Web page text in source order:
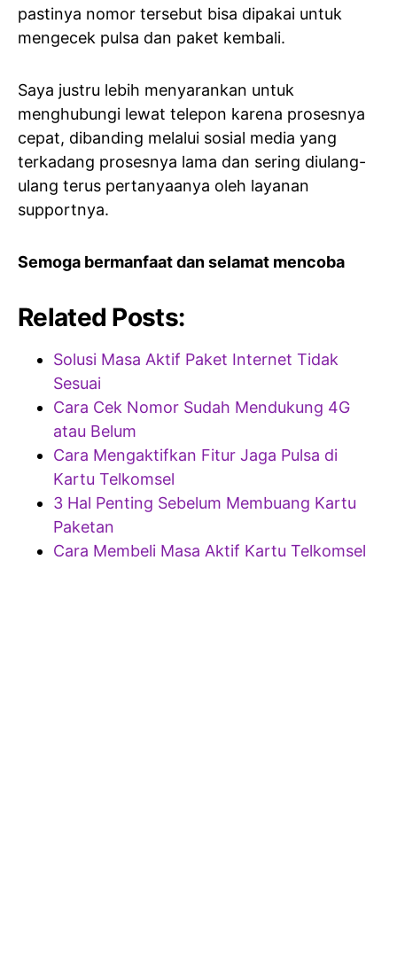
pastinya nomor tersebut bisa dipakai untuk
mengecek pulsa dan paket kembali.
Saya justru lebih menyarankan untuk
menghubungi lewat telepon karena prosesnya
cepat, dibanding melalui sosial media yang
terkadang prosesnya lama dan sering diulang-
ulang terus pertanyaanya oleh layanan
supportnya.
Semoga bermanfaat dan selamat mencoba
Related Posts:
Solusi Masa Aktif Paket Internet Tidak
Sesuai
Cara Cek Nomor Sudah Mendukung 4G
atau Belum
Cara Mengaktifkan Fitur Jaga Pulsa di
Kartu Telkomsel
3 Hal Penting Sebelum Membuang Kartu
Paketan
Cara Membeli Masa Aktif Kartu Telkomsel